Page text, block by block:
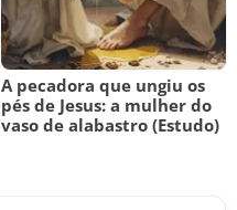
A pecadora que ungiu os
pés de Jesus: a mulher do
vaso de alabastro (Estudo)